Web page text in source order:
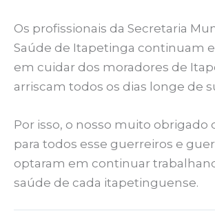
Os profissionais da Secretaria
Saúde de Itapetinga continuam
em cuidar dos moradores de
arriscam todos os dias longe de
Por isso, o nosso muito obrigado
para todos esse guerreiros e
optaram em continuar
saúde de cada itapetinguense.